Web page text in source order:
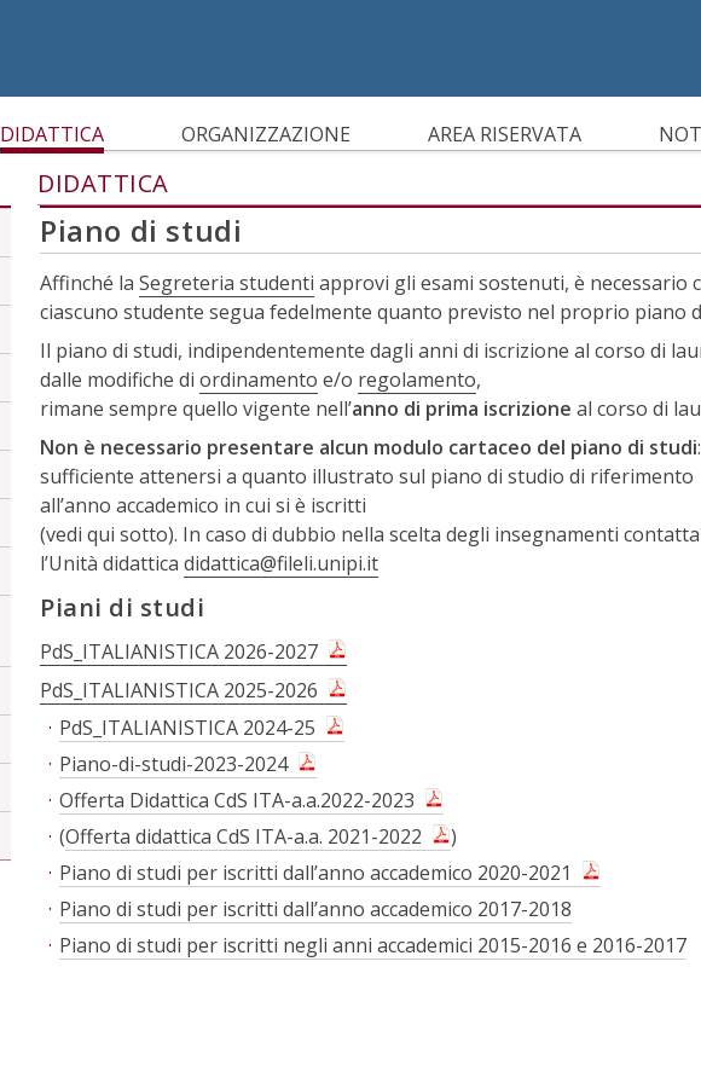
DIDATTICA ORGANIZZAZIONE AREA RISERVATA
DIDATTICA
Piano di studi
Affinché la Segreteria studenti approvi gli esami sostenuti, è necessario
ciascuno studente segua fedelmente quanto previsto nel proprio piano
Il piano di studi, indipendentemente dagli anni di iscrizione al corso di
dalle modifiche di ordinamento e/o regolamento,
rimane sempre quello vigente nell’anno di prima iscrizione al corso di
Non è necessario presentare alcun modulo cartaceo del piano di studi
sufficiente attenersi a quanto illustrato sul piano di studio di riferimento
all’anno accademico in cui si è iscritti
(vedi qui sotto). In caso di dubbio nella scelta degli insegnamenti
l’Unità didattica didattica@fileli.unipi.it
Piani di studi
PdS_ITALIANISTICA 2026-2027
PdS_ITALIANISTICA 2025-2026
PdS_ITALIANISTICA 2024-25
Piano-di-studi-2023-2024
Offerta Didattica CdS ITA-a.a.2022-2023
(Offerta didattica CdS ITA-a.a. 2021-2022
)
Piano di studi per iscritti dall’anno accademico 2020-2021
Piano di studi per iscritti dall’anno accademico 2017-2018
Piano di studi per iscritti negli anni accademici 2015-2016 e 2016-2017